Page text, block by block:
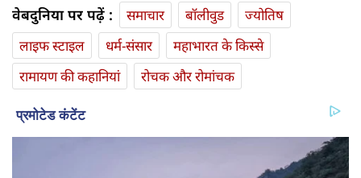
वेबदुनिया पर पढ़ें : समाचार बॉलीवुड
ज्योतिष
लाइफ स्‍टाइल
धर्म-संसार
महाभारत के किस्से
रामायण की कहानियां
रोचक और रोमांचक